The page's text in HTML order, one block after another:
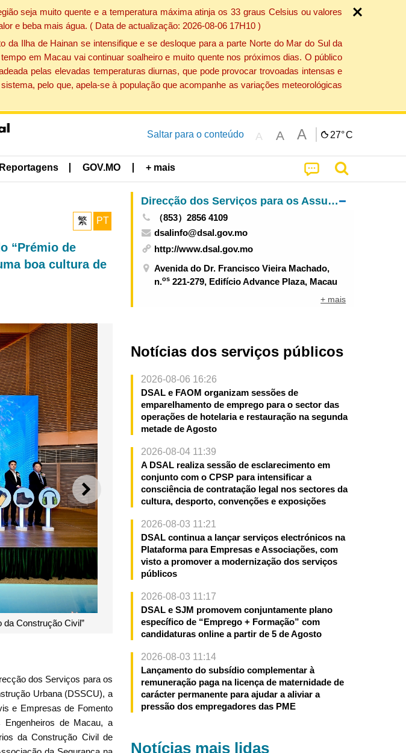
seja muito quente e a temperatura máxima atinja os 33 graus Celsius ou valores
e beba mais água. ( Data de actualização: 2026-08-06 17H10 )
Ilha de Hainan se intensifique e se desloque para a parte Norte do Mar do Sul da
em Macau vai continuar soalheiro e muito quente nos próximos dias. O público
pelas elevadas temperaturas diurnas, que pode provocar trovoadas intensas e
pelo que, apela-se à população que acompanhe as variações meteorológicas
Saltar para o conteúdo A A A 27°C
Reportagens GOV.MO + mais
繁 PT
“Prémio de
boa cultura de
SEGUINTE
dos Serviços para os
Urbana (DSSCU), a
e Empresas de Fomento
de Macau, a
da Construção Civil de
Direcção dos Serviços para os Assuntos Laborais
（853）2856 4109
dsalinfo@dsal.gov.mo
http://www.dsal.gov.mo
Avenida do Dr. Francisco Vieira Machado,
n.os 221-279, Edifício Advance Plaza, Macau
+ mais
Notícias dos serviços públicos
2026-08-06 16:26
DSAL e FAOM organizam sessões de
emparelhamento de emprego para o sector das
operações de hotelaria e restauração na segunda
metade de Agosto
2026-08-04 11:39
A DSAL realiza sessão de esclarecimento em
conjunto com o CPSP para intensificar a
consciência de contratação legal nos sectores da
cultura, desporto, convenções e exposições
2026-08-03 11:21
DSAL continua a lançar serviços electrónicos na
Plataforma para Empresas e Associações, com
visto a promover a modernização dos serviços
públicos
2026-08-03 11:17
DSAL e SJM promovem conjuntamente plano
específico de “Emprego + Formação” com
candidaturas online a partir de 5 de Agosto
2026-08-03 11:14
Lançamento do subsídio complementar à
remuneração paga na licença de maternidade de
carácter permanente para ajudar a aliviar a
pressão dos empregadores das PME
Notícias mais lidas